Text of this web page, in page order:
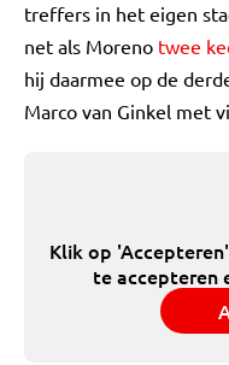
treffers in het eigen
net als Moreno twee
hij daarmee op de
Marco van Ginkel met
Klik op
te accepteren